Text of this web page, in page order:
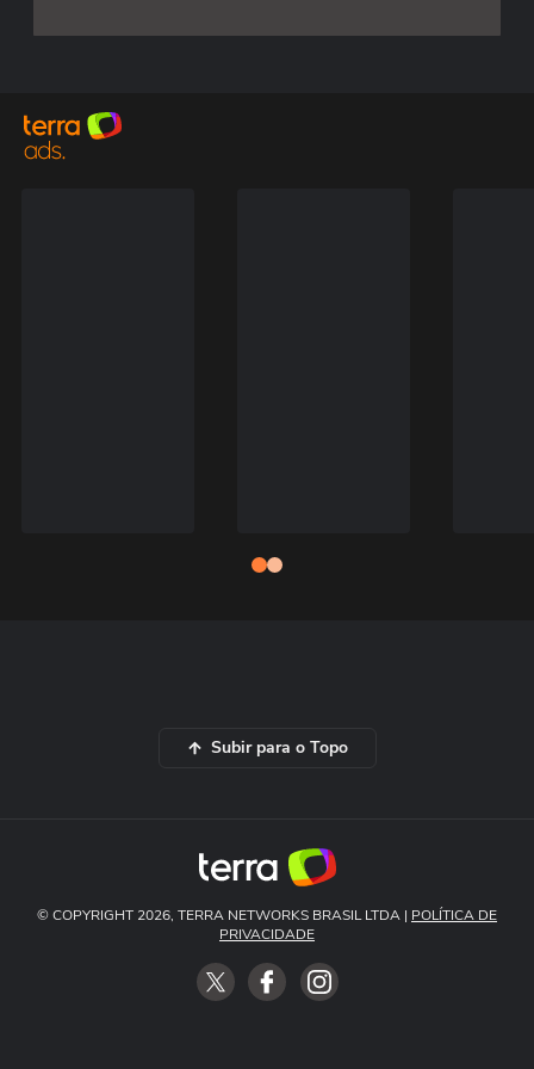
Subir para o Topo
© COPYRIGHT 2026, TERRA NETWORKS BRASIL LTDA | POLÍTICA DE
PRIVACIDADE